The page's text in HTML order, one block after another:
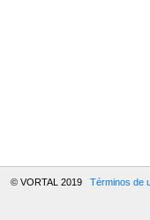
© VORTAL 2019 Términos de